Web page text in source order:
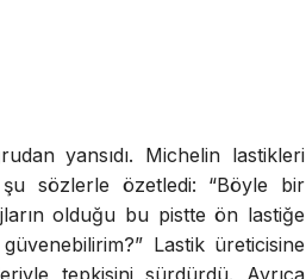
yansıdı. Michelin lastikleri
şu sözlerle özetledi: “Böyle bir
olduğu bu pistte ön lastiğe
Lastik üreticisine
tepkisini sürdürdü. Ayrıca